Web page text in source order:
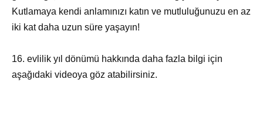
Kutlamaya kendi anlamınızı katın ve mutluluğunuzu en az
iki kat daha uzun süre yaşayın!
16. evlilik yıl dönümü hakkında daha fazla bilgi için
aşağıdaki videoya göz atabilirsiniz.